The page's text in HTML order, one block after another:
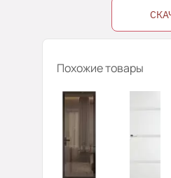
Похожие товары